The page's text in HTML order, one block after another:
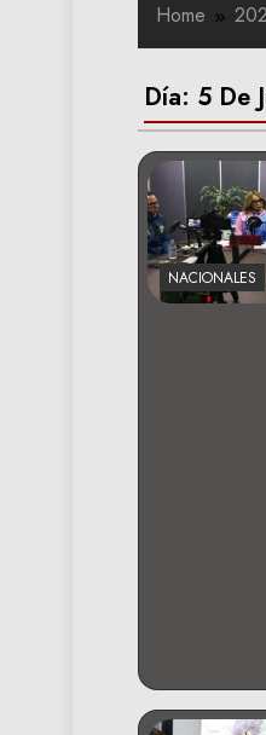
Home
Día: 5 De
NACIONALES